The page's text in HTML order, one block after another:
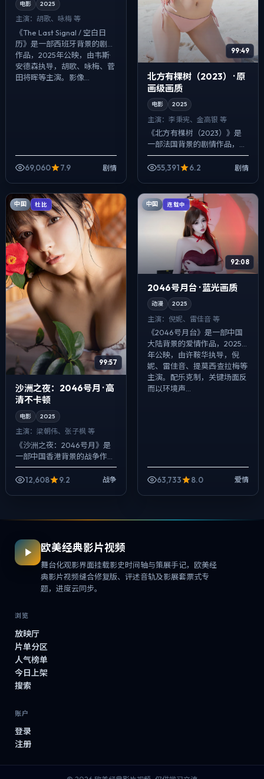
电影 2025
主演： 胡歌、咏梅 等
《The Last Signal / 空白日
历》是一部西班牙背景的剧情
作品，2025年公映，由韦斯·
安德森执导，胡歌、咏梅、菅
田将晖等主演。影像...
69,060 7.9 剧情
99:49
北方有棵树（2023） · 原
画级画质
电影 2025
主演： 李秉宪、金高银 等
《北方有棵树（2023）》是
一部法国背景的剧情作品，
2025年公映，由丹尼斯·维伦
纽瓦执导，李秉宪、金高银、
55,391 6.2 剧情
中国 杜比
99:57
沙洲之夜：2046号月 · 高
清不卡顿
电影 2025
主演： 梁朝伟、张子枫 等
《沙洲之夜：2046号月》是
一部中国香港背景的战争作
品，2025年公映，由韦斯·安
德森执导，梁朝伟、张子枫、
12,608 9.2 战争
中国 连载中
92:08
2046号月台 · 蓝光画质
动漫 2025
主演： 倪妮、雷佳音 等
《2046号月台》是一部中国
大陆背景的爱情作品，2025
年公映，由许鞍华执导，倪
妮、雷佳音、提莫西·查拉梅等
主演。配乐克制，关键场面反
而以环境声...
63,733 8.0 爱情
欧美经典影片视频
舞台化观影界面挂载影史时间轴与策展手记，欧美经
典影片视频缝合修复版、评述音轨及影展套票式专
题，进度云同步。
浏览
放映厅
片单分区
人气榜单
今日上架
搜索
账户
登录
注册